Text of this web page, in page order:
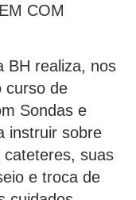
COM
BH realiza, nos
curso de
Sondas e
instruir sobre
suas
e troca de